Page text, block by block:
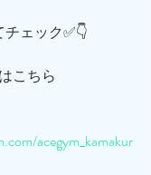
チェック✅👇
はこちら
acegym_kamakur